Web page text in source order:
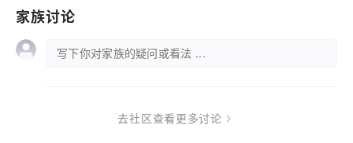
家族讨论
写下你对家族的疑问或看法 ...
去社区查看更多讨论